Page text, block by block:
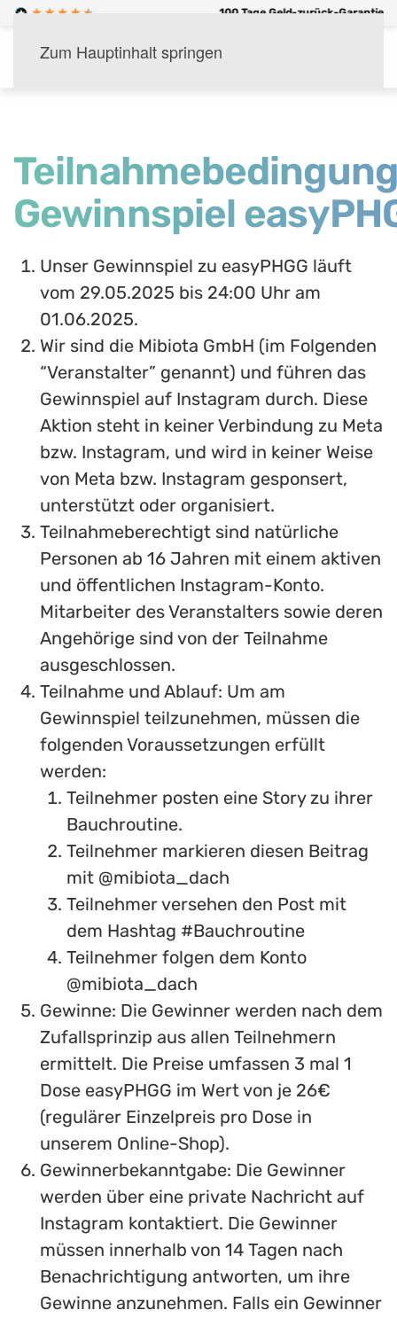
Zum Hauptinhalt springen
Versand ab 60 € 100 Tage Geld-zurück-Garantie
Gewinnspiel
Unser Gewinnspiel zu easyPHGG läuft
vom 29.05.2025 bis 24:00 Uhr am
01.06.2025.
Wir sind die Mibiota GmbH (im Folgenden
“Veranstalter” genannt) und führen das
Gewinnspiel auf Instagram durch. Diese
Aktion steht in keiner Verbindung zu Meta
bzw. Instagram, und wird in keiner Weise
von Meta bzw. Instagram gesponsert,
unterstützt oder organisiert.
Teilnahmeberechtigt sind natürliche
Personen ab 16 Jahren mit einem aktiven
und öffentlichen Instagram-Konto.
Mitarbeiter des Veranstalters sowie deren
Angehörige sind von der Teilnahme
ausgeschlossen.
Teilnahme und Ablauf: Um am
Gewinnspiel teilzunehmen, müssen die
folgenden Voraussetzungen erfüllt
werden:
Teilnehmer posten eine Story zu ihrer
Bauchroutine.
Teilnehmer markieren diesen Beitrag
mit @mibiota_dach
Teilnehmer versehen den Post mit
dem Hashtag #Bauchroutine
Teilnehmer folgen dem Konto
@mibiota_dach
Gewinne: Die Gewinner werden nach dem
Zufallsprinzip aus allen Teilnehmern
ermittelt. Die Preise umfassen 3 mal 1
Dose easyPHGG im Wert von je 26€
(regulärer Einzelpreis pro Dose in
unserem Online-Shop).
Gewinnerbekanntgabe: Die Gewinner
werden über eine private Nachricht auf
Instagram kontaktiert. Die Gewinner
müssen innerhalb von 14 Tagen nach
Benachrichtigung antworten, um ihre
Gewinne anzunehmen. Falls ein Gewinner